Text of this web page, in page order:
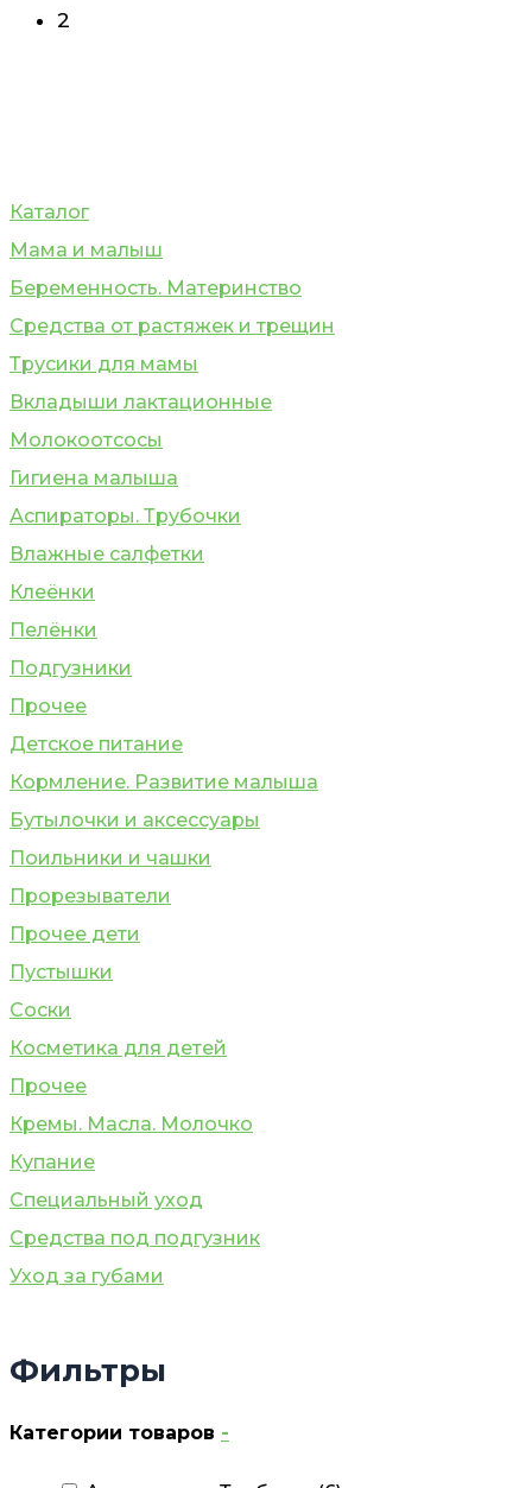
Каталог
Мама и малыш
Беременность. Материнство
Средства от растяжек и трещин
Трусики для мамы
Вкладыши лактационные
Молокоотсосы
Гигиена малыша
Аспираторы. Трубочки
Влажные салфетки
Клеёнки
Пелёнки
Подгузники
Прочее
Детское питание
Кормление. Развитие малыша
Бутылочки и аксессуары
Поильники и чашки
Прорезыватели
Прочее дети
Пустышки
Соски
Косметика для детей
Прочее
Кремы. Масла. Молочко
Купание
Специальный уход
Средства под подгузник
Уход за губами
Фильтры
Категории товаров -
2